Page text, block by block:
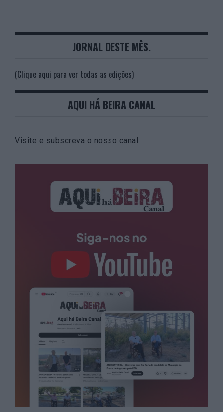
JORNAL DESTE MÊS.
(Clique aqui para ver todas as edições)
AQUI HÁ BEIRA CANAL
Visite e subscreva o nosso canal